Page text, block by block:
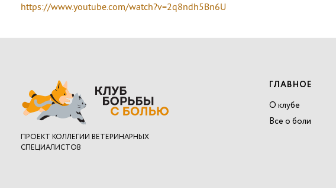
https://www.youtube.com/watch?v=2q8ndh5Bn6U
ПРОЕКТ КОЛЛЕГИИ ВЕТЕРИНАРНЫХ
СПЕЦИАЛИСТОВ
ГЛАВНОЕ
О клубе
Все о боли